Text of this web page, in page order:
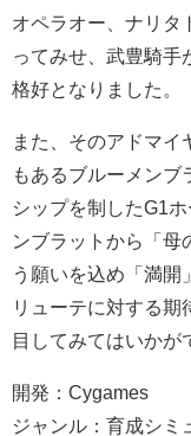
オペラオー、ナリタ
ってみせ、武豊騎手
格好となりました。
また、そのアドマイ
もあるブルーメンブ
シップを制したG1
ンブラットから「母
う願いを込め「満開
リューテに対する期
目してみてはいかが
開発：Cygames
ジャンル：育成シミ